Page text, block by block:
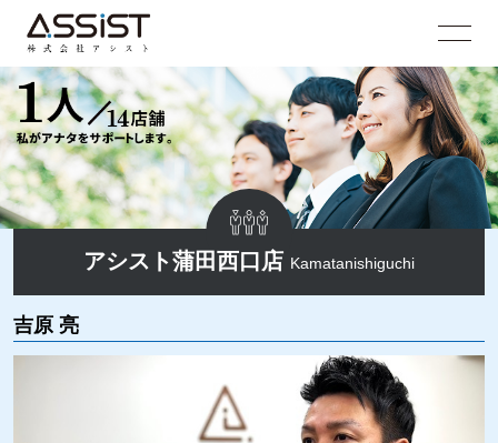
吉原 亮
アシスト蒲田西口店 Kamatanishiguchi